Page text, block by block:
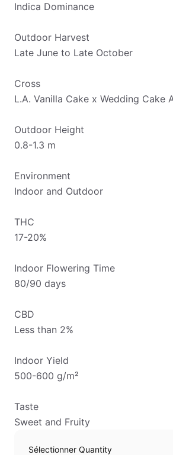
Indica Dominance
Outdoor Harvest
Late June to Late October
Cross
L.A. Vanilla Cake x Wedding Cake
Outdoor Height
0.8-1.3 m
Environment
Indoor and Outdoor
THC
17-20%
Indoor Flowering Time
80/90 days
CBD
Less than 2%
Indoor Yield
500-600 g/m²
Taste
Sweet and Fruity
Sélectionner Quantity